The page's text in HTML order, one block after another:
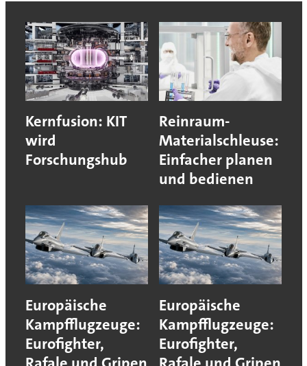
Kernfusion: KIT
wird
Forschungshub
Reinraum-
Materialschleuse:
Einfacher planen
und bedienen
Europäische
Kampfflugzeuge:
Eurofighter,
Europäische
Kampfflugzeuge:
Eurofighter,